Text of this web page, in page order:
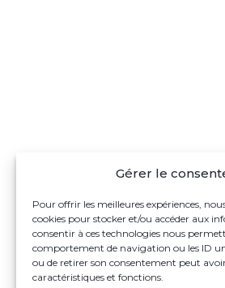
Gérer le
Pour offrir les meilleures expériences,
cookies pour stocker et/ou accéder aux
consentir à ces technologies nous
comportement de navigation ou les ID
ou de retirer son consentement peut
caractéristiques et fonctions.